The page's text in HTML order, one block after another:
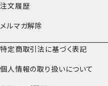
注文履歴
メルマガ解除
特定商取引法に基づく表記
個人情報の取り扱いについて